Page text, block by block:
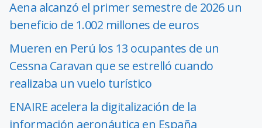
Aena alcanzó el primer semestre de 2026 un
beneficio de 1.002 millones de euros
Mueren en Perú los 13 ocupantes de un
Cessna Caravan que se estrelló cuando
realizaba un vuelo turístico
ENAIRE acelera la digitalización de la
información aeronáutica en España